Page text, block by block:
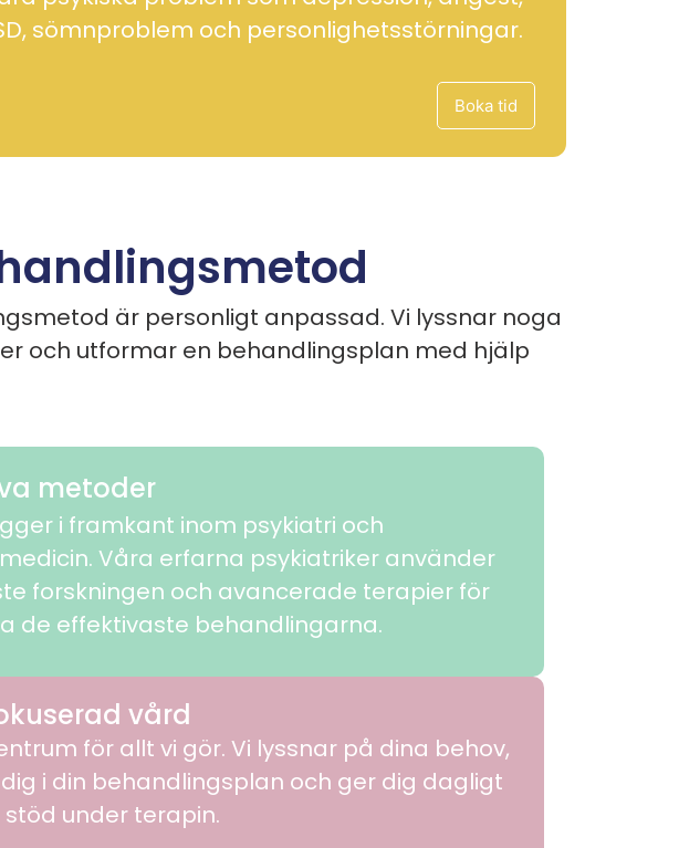
sömnproblem och personlighetsstörningar.
Boka tid
är personligt anpassad. Vi lyssnar noga
och utformar en behandlingsplan med hjälp
metoder
i framkant inom psykiatri och
Våra erfarna psykiatriker använder
forskningen och avancerade terapier för
de effektivaste behandlingarna.
vård
för allt vi gör. Vi lyssnar på dina behov,
i din behandlingsplan och ger dig dagligt
under terapin.